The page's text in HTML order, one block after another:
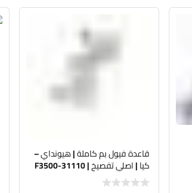
قاعدة فيول بم كاملة | هيونداي –
كيا | اصلي تفصيخ | 31110-F3500